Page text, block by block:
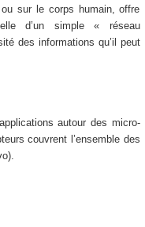
sur le corps humain, offre
d’un simple « réseau
des informations qu’il peut
autour des micro-
couvrent l’ensemble des